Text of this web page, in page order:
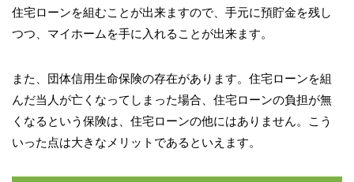
住宅ローンを組むことが出来ますので、手元に預貯金を残し
つつ、マイホームを手に入れることが出来ます。
また、団体信用生命保険の存在があります。住宅ローンを組
んだ当人が亡くなってしまった場合、住宅ローンの負担が無
くなるという保険は、住宅ローンの他にはありません。こう
いった点は大きなメリットであるといえます。